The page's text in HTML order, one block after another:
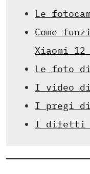
Le
Come
Xiaomi 12
Le foto
I video di
I pregi di
I difetti